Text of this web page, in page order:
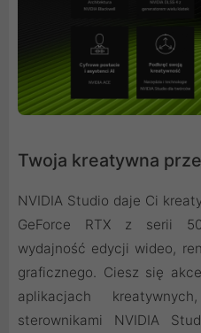
Twoja kreatywna
NVIDIA Studio daje Ci
GeForce RTX z serii 50
wydajność edycji wideo,
graficznego. Ciesz się
aplikacjach
sterownikami NVIDIA